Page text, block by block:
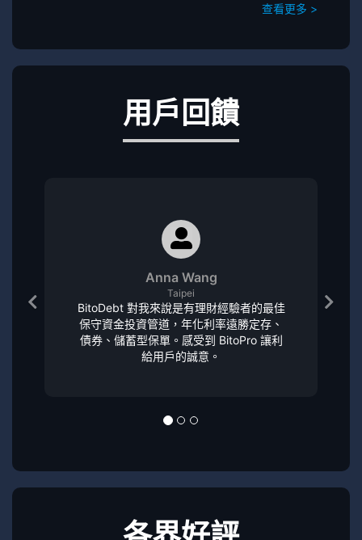
查看更多 >
用戶回饋
Anna Wang
Taipei
BitoDebt 對我來說是有理財經驗者的最佳
保守資金投資管道，年化利率遠勝定存、
債券、儲蓄型保單。感受到 BitoPro 讓利
給用戶的誠意。